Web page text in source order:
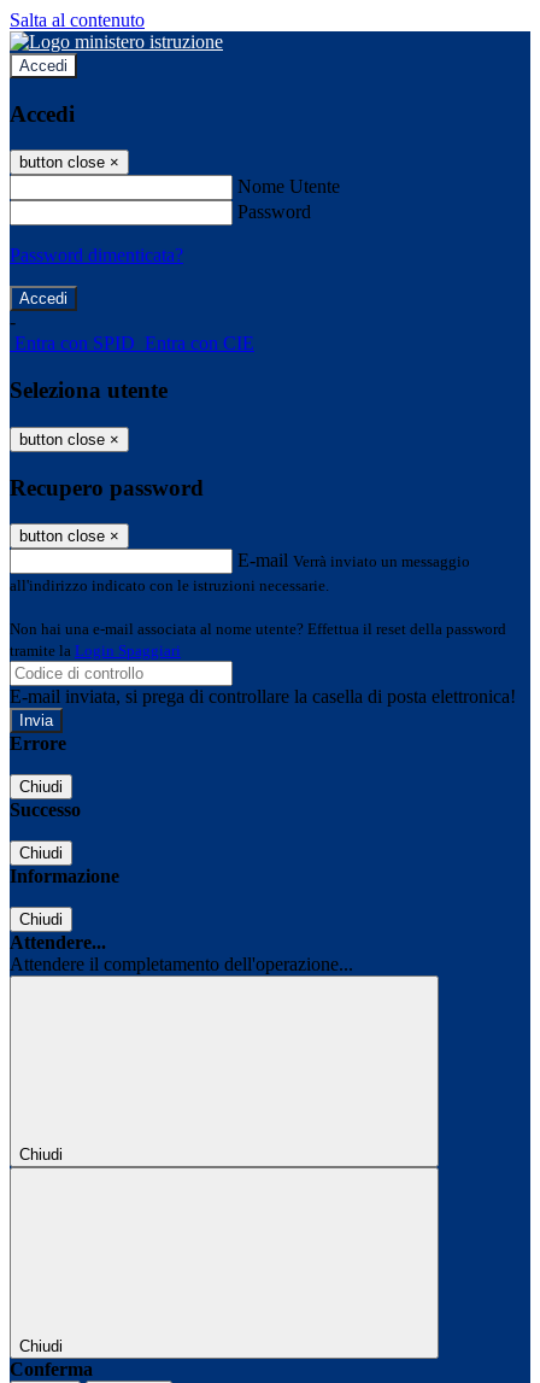
Salta al contenuto
Accedi
Accedi
button close ×
Nome Utente
Password
Password dimenticata?
-
Entra con SPID Entra con CIE
Seleziona utente
button close ×
Recupero password
button close ×
E-mail Verrà inviato un messaggio
all'indirizzo indicato con le istruzioni necessarie.
Non hai una e-mail associata al nome utente? Effettua il reset della password
tramite la Login Spaggiari
E-mail inviata, si prega di controllare la casella di posta elettronica!
Errore
Chiudi
Successo
Chiudi
Informazione
Chiudi
Attendere...
Attendere il completamento dell'operazione...
Chiudi
Chiudi
Conferma